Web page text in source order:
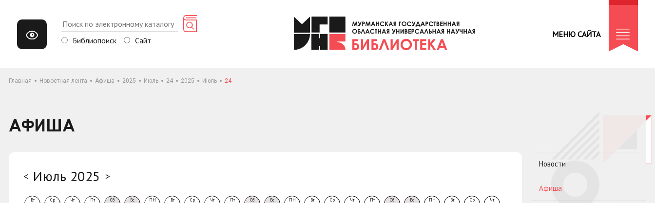
Библиопоиск Сайт
МЕНЮ САЙТА
Главная Новостная лента Афиша 2025 Июль 24 2025 Июль 24
АФИША
< Июль 2025 >
Вт Ср Чт Пт Сб Вс ПН Вт Ср Чт Пт Сб Вс ПН Вт Ср Чт Пт Сб Вс ПН Вт Ср Чт
Новости
Афиша